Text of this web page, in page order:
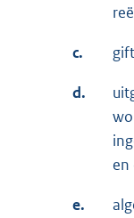
c.
d.
en
e.